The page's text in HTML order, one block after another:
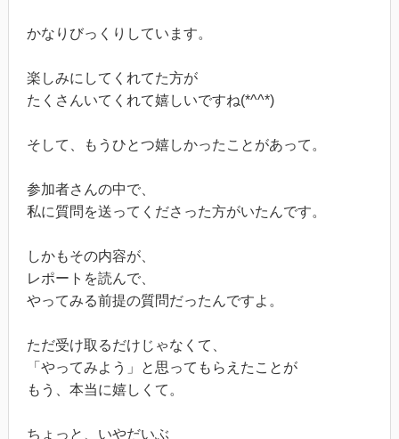
かなりびっくりしています。
楽しみにしてくれてた方が
たくさんいてくれて嬉しいですね(*^^*)
そして、もうひとつ嬉しかったことがあって。
参加者さんの中で、
私に質問を送ってくださった方がいたんです。
しかもその内容が、
レポートを読んで、
やってみる前提の質問だったんですよ。
ただ受け取るだけじゃなくて、
「やってみよう」と思ってもらえたことが
もう、本当に嬉しくて。
ちょっと、いやだいぶ